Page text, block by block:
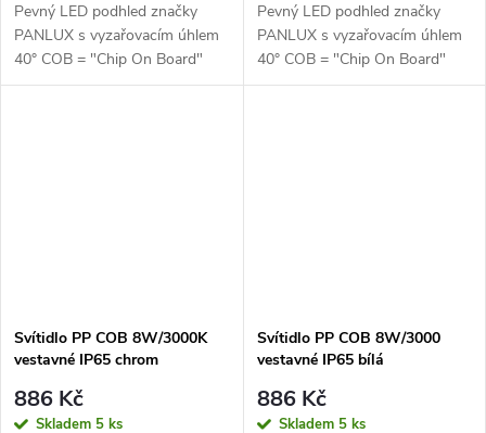
Pevný LED podhled značky
PANLUX s vyzařovacím úhlem
40° COB = "Chip On Board"
Technologie úsporného ...
Pevný LED podhled značky
PANLUX s vyzařovacím úhlem
40° COB = "Chip On Board"
Technologie úsporného ...
Svítidlo PP COB 8W/3000K
vestavné IP65 chrom
886 Kč
Skladem 5 ks
Svítidlo PP COB 8W/3000
vestavné IP65 bílá
886 Kč
Skladem 5 ks